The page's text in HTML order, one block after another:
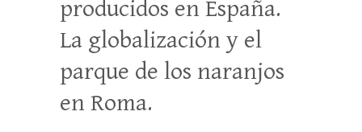
producidos en España.
La globalización y el
parque de los naranjos
en Roma.